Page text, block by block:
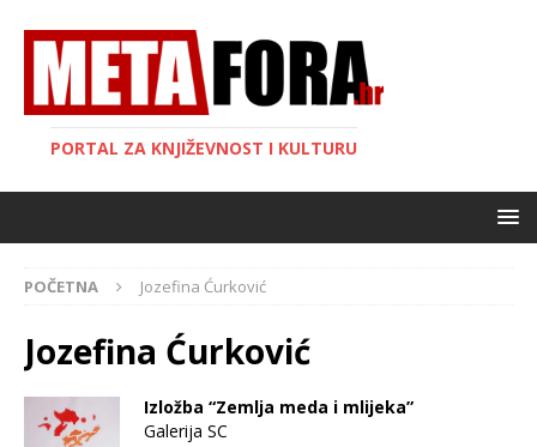
PORTAL ZA KNJIŽEVNOST I KULTURU
POČETNA Jozefina Ćurković
Jozefina Ćurković
Izložba “Zemlja meda i mlijeka”
Galerija SC